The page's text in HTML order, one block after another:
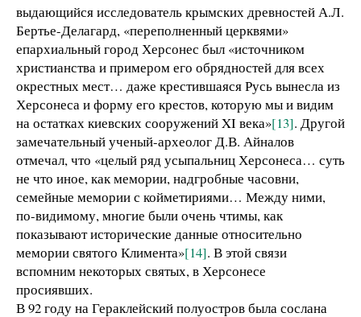
выдающийся исследователь крымских древностей А.Л.
Бертье-Делагард, «переполненный церквями»
епархиальный город Херсонес был «источником
христианства и примером его обрядностей для всех
окрестных мест… даже крестившаяся Русь вынесла из
Херсонеса и форму его крестов, которую мы и видим
на остатках киевских сооружений XI века»[13]. Другой
замечательный ученый-археолог Д.В. Айналов
отмечал, что «целый ряд усыпальниц Херсонеса… суть
не что иное, как мемории, надгробные часовни,
семейные мемории с койметириями… Между ними,
по-видимому, многие были очень чтимы, как
показывают исторические данные относительно
мемории святого Климента»[14]. В этой связи
вспомним некоторых святых, в Херсонесе
просиявших.
В 92 году на Гераклейский полуостров была сослана